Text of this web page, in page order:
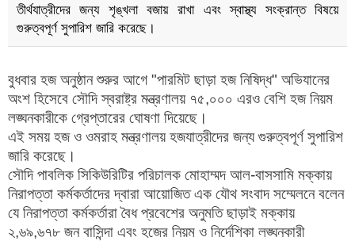
তীর্থযাত্রীদের জন্য শৃঙ্খলা বজায় রাখা এবং স্বাস্থ্য সংক্রান্ত বিষয়ে
গুরুত্বপূর্ণ সুপারিশ জারি করেছে।
বুধবার হজ অনুষ্ঠান শুরুর আগে "পারমিট ছাড়া হজ নিষিদ্ধ" অভিযানের
অংশ হিসেবে সৌদি স্বরাষ্ট্র মন্ত্রণালয় ৭৫,০০০ এরও বেশি হজ নিয়ম
লঙ্ঘনকারীকে গ্রেপ্তারের ঘোষণা দিয়েছে।
এই সময় হজ ও ওমরাহ মন্ত্রণালয় হজযাত্রীদের জন্য গুরুত্বপূর্ণ সুপারিশ
জারি করেছে।
সৌদি পাবলিক সিকিউরিটির পরিচালক মোহাম্মদ আল-বাসসামি মক্কায়
নিরাপত্তা কর্মকর্তাদের দ্বারা আয়োজিত এক যৌথ সংবাদ সম্মেলনে বলেন
যে নিরাপত্তা কর্মকর্তারা বৈধ প্রবেশের অনুমতি ছাড়াই মক্কায়
২,৬৯,৬৭৮ জন বাসিন্দা এবং হজের নিয়ম ও নির্দেশিকা লঙ্ঘনকারী